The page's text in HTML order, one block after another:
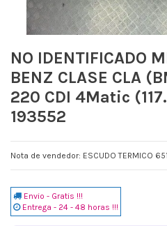
NO IDENTIFICADO
BENZ CLASE CLA
220 CDI 4Matic
193552
Nota de vendedor: ESCUDO TERMICO
Envio - Gratis !!!
Entrega - 24 - 48 horas !!!